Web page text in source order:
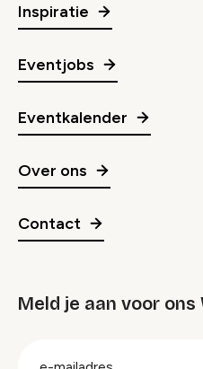
Inspiratie
Eventjobs
Eventkalender
Over ons
Contact
Meld je aan voor ons